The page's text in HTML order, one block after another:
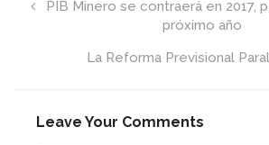
PIB Minero se contraerá en 2017,
próximo año
La Reforma Previsional
Leave Your Comments